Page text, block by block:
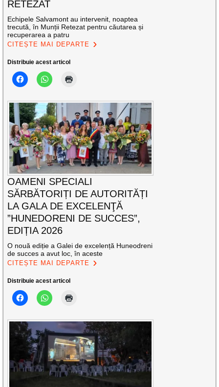
RETEZAT
Echipele Salvamont au intervenit, noaptea
trecută, în Munții Retezat pentru căutarea și
recuperarea a patru
CITEȘTE MAI DEPARTE
Distribuie acest articol
OAMENI SPECIALI
SĂRBĂTORIȚI DE AUTORITĂȚI
LA GALA DE EXCELENŢĂ
”HUNEDORENI DE SUCCES”,
EDIȚIA 2026
O nouă ediție a Galei de excelență Huneodreni
de succes a avut loc, în aceste
CITEȘTE MAI DEPARTE
Distribuie acest articol